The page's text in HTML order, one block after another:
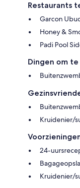
Restaurants
Garcon
Honey &
Padi Pool
Dingen om
Kruidenier/
24-
Kruidenier/